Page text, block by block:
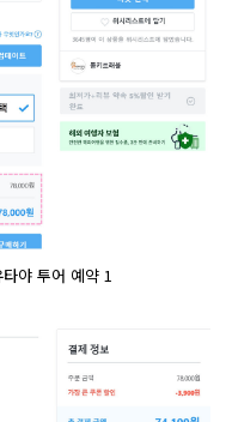
야 투어 예약 1